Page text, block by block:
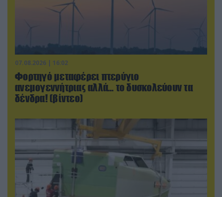
07.08.2026 | 16:02
Φορτηγό μεταφέρει πτερύγιο
ανεμογεννήτριας αλλά… το δυσκολεύουν τα
δένδρα! (βίντεο)